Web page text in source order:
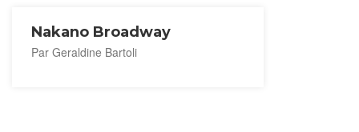
Nakano Broadway
Par Geraldine Bartoli